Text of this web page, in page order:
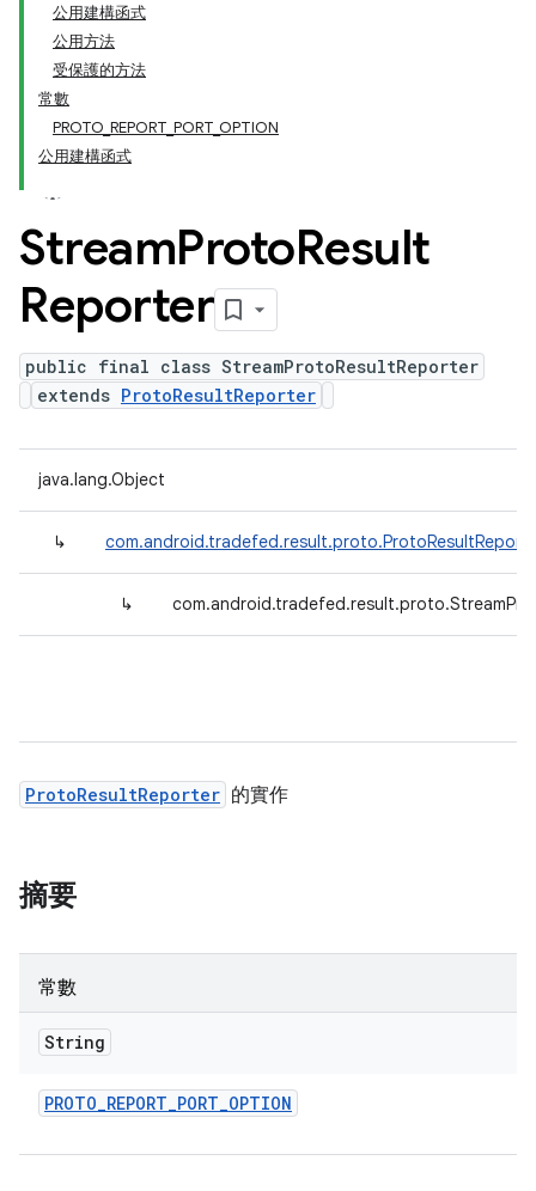
公用建構函式
公用方法
受保護的方法
常數
PROTO_REPORT_PORT_OPTION
公用建構函式
StreamProtoResult
Reporter
public final class StreamProtoResultReporter
extends ProtoResultReporter
java.lang.Object
↳
↳
ProtoResultReporter 的實作
摘要
常數
String
PROTO_REPORT_PORT_OPTION